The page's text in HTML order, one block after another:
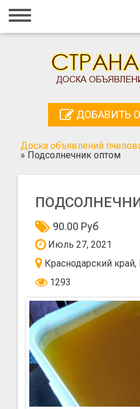
Главная
Регистрация
Добавить объявление
Поиск
ДОБАВИТЬ
Доска объявлений
» Подсолнечник оптом
90.00 Руб
Июль 27, 2021
Краснодарский
1293